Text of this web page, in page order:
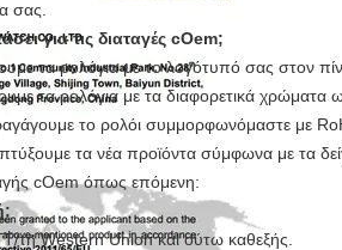
σας.
για τις διαταγές cOem;
τα ρολόγια με το λογότυπό σας στον
τα ρολόγια με τα διαφορετικά χρώματα
το ρολόι συμμορφωνόμαστε με
τα νέα προϊόντα σύμφωνα με τα
cOem όπως επόμενη:
τη Western Union και ούτω καθεξής.